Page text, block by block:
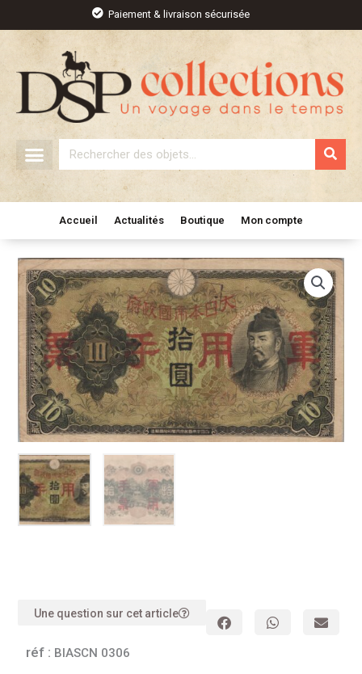
contenu
Paiement & livraison sécurisée
Rechercher
Accueil Actualités Boutique Mon compte
Une question sur cet article
réf : BIASCN 0306